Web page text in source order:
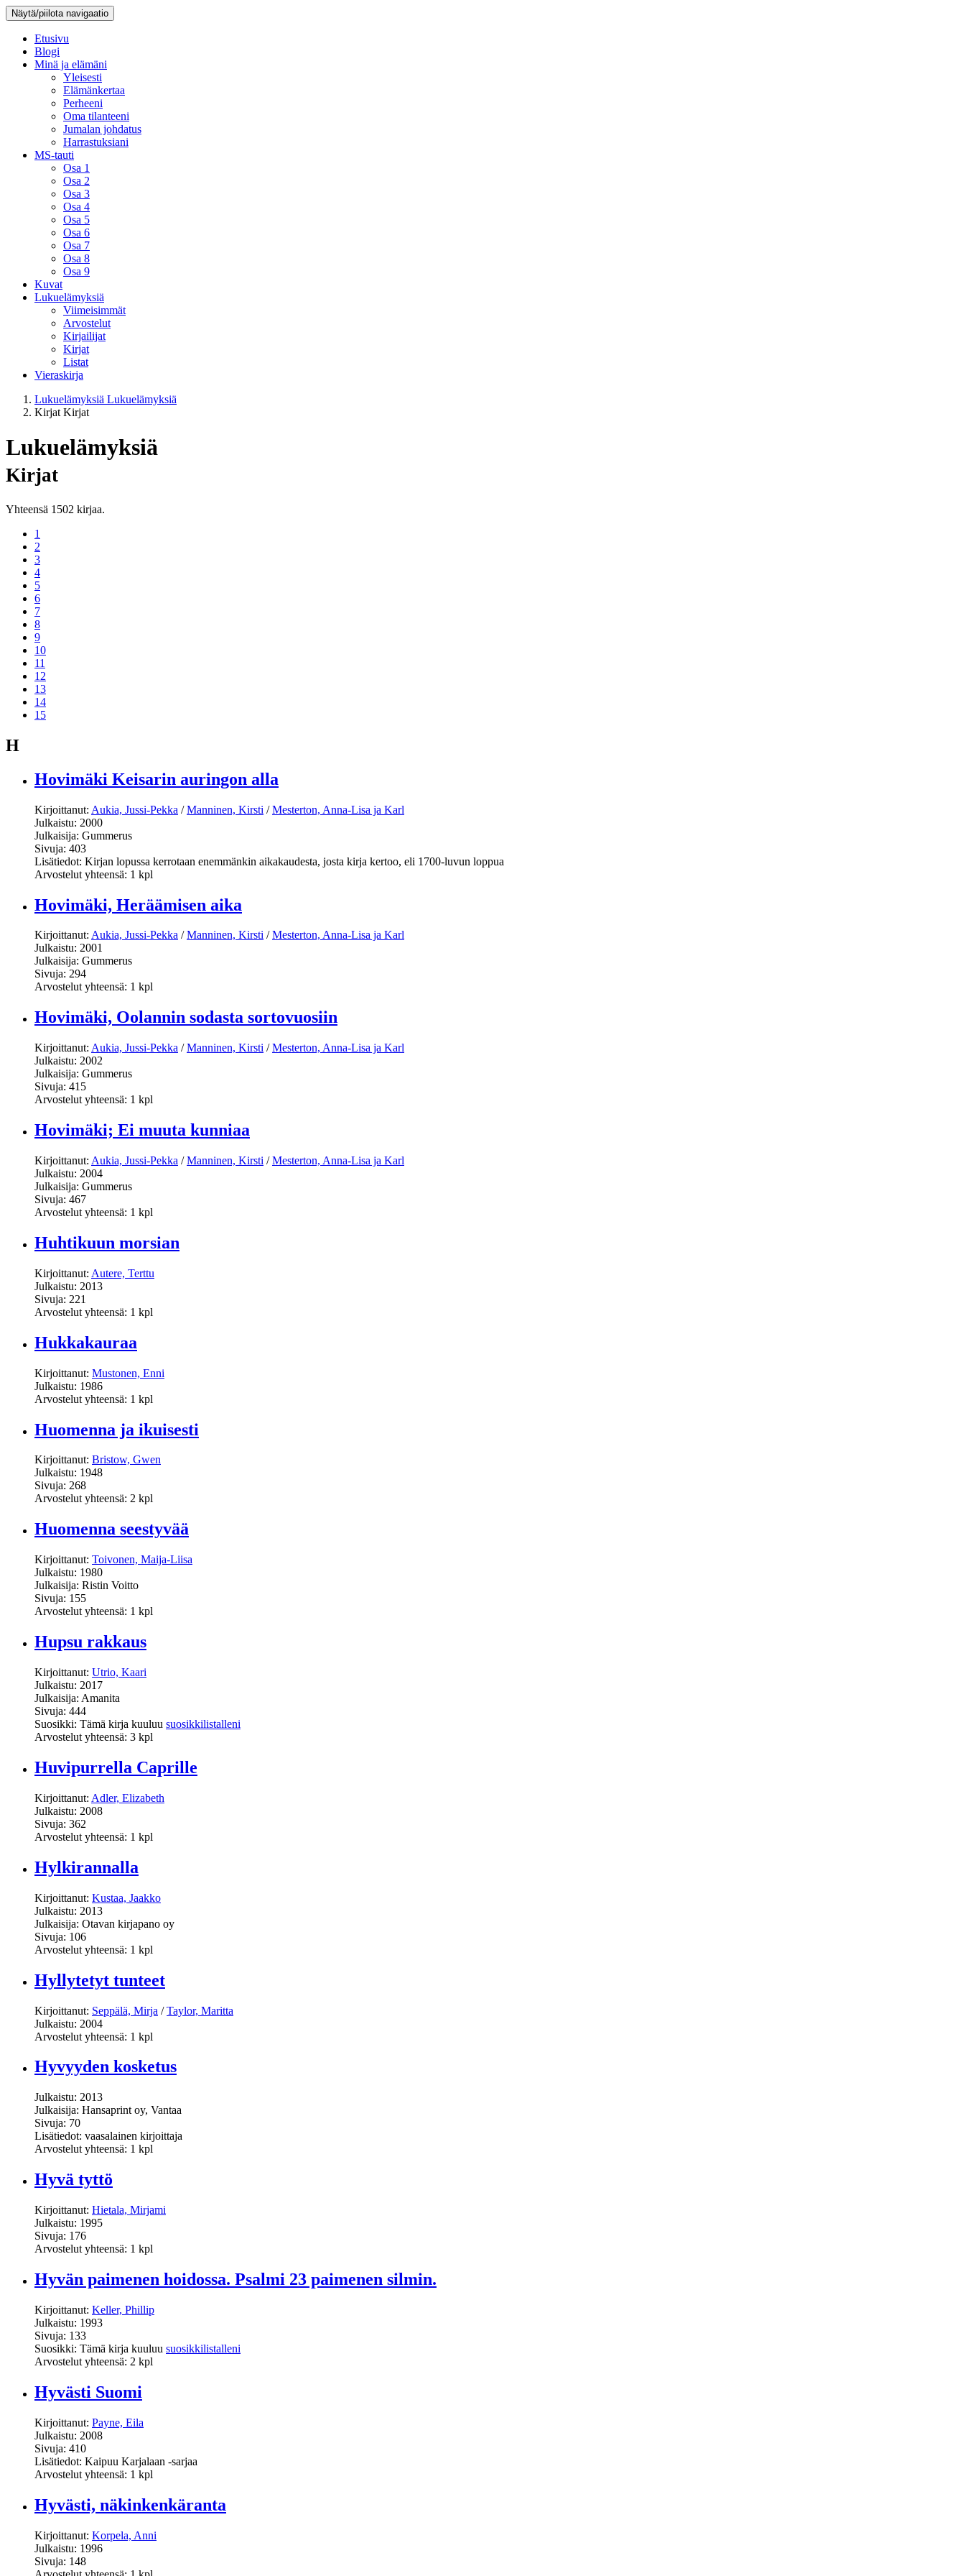
Näytä/piilota navigaatio
Etusivu
Blogi
Minä ja elämäni
Yleisesti
Elämänkertaa
Perheeni
Oma tilanteeni
Jumalan johdatus
Harrastuksiani
MS-tauti
Osa 1
Osa 2
Osa 3
Osa 4
Osa 5
Osa 6
Osa 7
Osa 8
Osa 9
Kuvat
Lukuelämyksiä
Viimeisimmät
Arvostelut
Kirjailijat
Kirjat
Listat
Vieraskirja
Lukuelämyksiä Lukuelämyksiä
Kirjat Kirjat
Lukuelämyksiä
Kirjat
Yhteensä 1502 kirjaa.
1
2
3
4
5
6
7
8
9
10
11
12
13
14
15
H
Hovimäki Keisarin auringon alla
Kirjoittanut: Aukia, Jussi-Pekka /Manninen, Kirsti /Mesterton, Anna-Lisa ja Karl
Julkaistu: 2000
Julkaisija: Gummerus
Sivuja: 403
Lisätiedot: Kirjan lopussa kerrotaan enemmänkin aikakaudesta, josta kirja kertoo, eli 1700-luvun loppua
Arvostelut yhteensä: 1 kpl
Hovimäki, Heräämisen aika
Kirjoittanut: Aukia, Jussi-Pekka /Manninen, Kirsti /Mesterton, Anna-Lisa ja Karl
Julkaistu: 2001
Julkaisija: Gummerus
Sivuja: 294
Arvostelut yhteensä: 1 kpl
Hovimäki, Oolannin sodasta sortovuosiin
Kirjoittanut: Aukia, Jussi-Pekka /Manninen, Kirsti /Mesterton, Anna-Lisa ja Karl
Julkaistu: 2002
Julkaisija: Gummerus
Sivuja: 415
Arvostelut yhteensä: 1 kpl
Hovimäki; Ei muuta kunniaa
Kirjoittanut: Aukia, Jussi-Pekka /Manninen, Kirsti /Mesterton, Anna-Lisa ja Karl
Julkaistu: 2004
Julkaisija: Gummerus
Sivuja: 467
Arvostelut yhteensä: 1 kpl
Huhtikuun morsian
Kirjoittanut: Autere, Terttu
Julkaistu: 2013
Sivuja: 221
Arvostelut yhteensä: 1 kpl
Hukkakauraa
Kirjoittanut: Mustonen, Enni
Julkaistu: 1986
Arvostelut yhteensä: 1 kpl
Huomenna ja ikuisesti
Kirjoittanut: Bristow, Gwen
Julkaistu: 1948
Sivuja: 268
Arvostelut yhteensä: 2 kpl
Huomenna seestyvää
Kirjoittanut: Toivonen, Maija-Liisa
Julkaistu: 1980
Julkaisija: Ristin Voitto
Sivuja: 155
Arvostelut yhteensä: 1 kpl
Hupsu rakkaus
Kirjoittanut: Utrio, Kaari
Julkaistu: 2017
Julkaisija: Amanita
Sivuja: 444
Suosikki: Tämä kirja kuuluu suosikkilistalleni
Arvostelut yhteensä: 3 kpl
Huvipurrella Caprille
Kirjoittanut: Adler, Elizabeth
Julkaistu: 2008
Sivuja: 362
Arvostelut yhteensä: 1 kpl
Hylkirannalla
Kirjoittanut: Kustaa, Jaakko
Julkaistu: 2013
Julkaisija: Otavan kirjapano oy
Sivuja: 106
Arvostelut yhteensä: 1 kpl
Hyllytetyt tunteet
Kirjoittanut: Seppälä, Mirja /Taylor, Maritta
Julkaistu: 2004
Arvostelut yhteensä: 1 kpl
Hyvyyden kosketus
Julkaistu: 2013
Julkaisija: Hansaprint oy, Vantaa
Sivuja: 70
Lisätiedot: vaasalainen kirjoittaja
Arvostelut yhteensä: 1 kpl
Hyvä tyttö
Kirjoittanut: Hietala, Mirjami
Julkaistu: 1995
Sivuja: 176
Arvostelut yhteensä: 1 kpl
Hyvän paimenen hoidossa. Psalmi 23 paimenen silmin.
Kirjoittanut: Keller, Phillip
Julkaistu: 1993
Sivuja: 133
Suosikki: Tämä kirja kuuluu suosikkilistalleni
Arvostelut yhteensä: 2 kpl
Hyvästi Suomi
Kirjoittanut: Payne, Eila
Julkaistu: 2008
Sivuja: 410
Lisätiedot: Kaipuu Karjalaan -sarjaa
Arvostelut yhteensä: 1 kpl
Hyvästi, näkinkenkäranta
Kirjoittanut: Korpela, Anni
Julkaistu: 1996
Sivuja: 148